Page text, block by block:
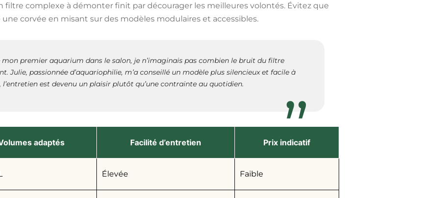
filtre complexe à démonter finit par décourager les meilleures volontés. Évitez que
corvée en misant sur des modèles modulaires et accessibles.
mon premier aquarium dans le salon, je n’imaginais pas combien le bruit du filtre
Julie, passionnée d’aquariophilie, m’a conseillé un modèle plus silencieux et facile à
l’entretien est devenu un plaisir plutôt qu’une contrainte au quotidien.
adaptés Facilité d’entretien Prix indicatif
Élevée Faible